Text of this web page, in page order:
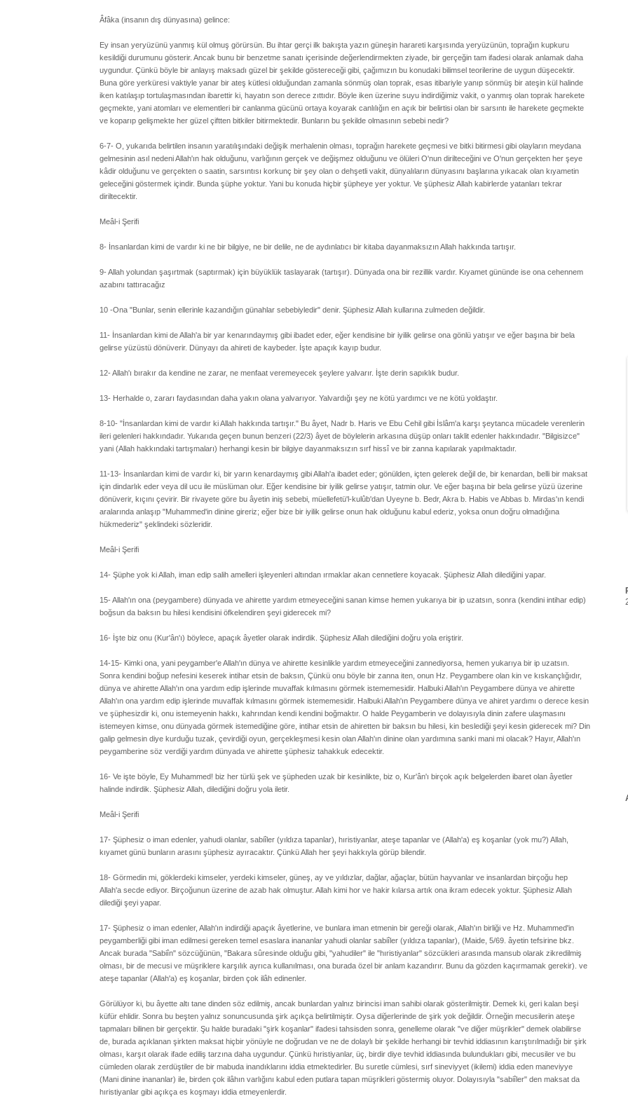
Âfâka (insanın dış dünyasına) gelince:
Ey insan yeryüzünü yanmış kül olmuş görürsün. Bu ihtar gerçi ilk bakışta yazın güneşin harareti karşısında yeryüzünün, toprağın kupkuru
kesildiği durumunu gösterir. Ancak bunu bir benzetme sanatı içerisinde değerlendirmekten ziyade, bir gerçeğin tam ifadesi olarak anlamak daha
uygundur. Çünkü böyle bir anlayış maksadı güzel bir şekilde göstereceği gibi, çağımızın bu konudaki bilimsel teorilerine de uygun düşecektir.
Buna göre yerküresi vaktiyle yanar bir ateş kütlesi olduğundan zamanla sönmüş olan toprak, esas itibariyle yanıp sönmüş bir ateşin kül halinde
iken katılaşıp tortulaşmasından ibarettir ki, hayatın son derece zıttıdır. Böyle iken üzerine suyu indirdiğimiz vakit, o yanmış olan toprak harekete
geçmekte, yani atomları ve elementleri bir canlanma gücünü ortaya koyarak canlılığın en açık bir belirtisi olan bir sarsıntı ile harekete geçmekte
ve koparıp gelişmekte her güzel çiftten bitkiler bitirmektedir. Bunların bu şekilde olmasının sebebi nedir?
6-7- O, yukarıda belirtilen insanın yaratılışındaki değişik merhalenin olması, toprağın harekete geçmesi ve bitki bitirmesi gibi olayların meydana
gelmesinin asıl nedeni Allah'ın hak olduğunu, varlığının gerçek ve değişmez olduğunu ve ölüleri O'nun dirilteceğini ve O'nun gerçekten her şeye
kâdir olduğunu ve gerçekten o saatin, sarsıntısı korkunç bir şey olan o dehşetli vakit, dünyalıların dünyasını başlarına yıkacak olan kıyametin
geleceğini göstermek içindir. Bunda şüphe yoktur. Yani bu konuda hiçbir şüpheye yer yoktur. Ve şüphesiz Allah kabirlerde yatanları tekrar
diriltecektir.
Meâl-i Şerifi
8- İnsanlardan kimi de vardır ki ne bir bilgiye, ne bir delile, ne de aydınlatıcı bir kitaba dayanmaksızın Allah hakkında tartışır.
9- Allah yolundan şaşırtmak (saptırmak) için büyüklük taslayarak (tartışır). Dünyada ona bir rezillik vardır. Kıyamet gününde ise ona cehennem
azabını tattıracağız
10 -Ona "Bunlar, senin ellerinle kazandığın günahlar sebebiyledir" denir. Şüphesiz Allah kullarına zulmeden değildir.
11- İnsanlardan kimi de Allah'a bir yar kenarındaymış gibi ibadet eder, eğer kendisine bir iyilik gelirse ona gönlü yatışır ve eğer başına bir bela
gelirse yüzüstü dönüverir. Dünyayı da ahireti de kaybeder. İşte apaçık kayıp budur.
12- Allah'ı bırakır da kendine ne zarar, ne menfaat veremeyecek şeylere yalvarır. İşte derin sapıklık budur.
13- Herhalde o, zararı faydasından daha yakın olana yalvarıyor. Yalvardığı şey ne kötü yardımcı ve ne kötü yoldaştır.
8-10- "İnsanlardan kimi de vardır ki Allah hakkında tartışır." Bu âyet, Nadr b. Haris ve Ebu Cehil gibi İslâm'a karşı şeytanca mücadele verenlerin
ileri gelenleri hakkındadır. Yukarıda geçen bunun benzeri (22/3) âyet de böylelerin arkasına düşüp onları taklit edenler hakkındadır. "Bilgisizce"
yani (Allah hakkındaki tartışmaları) herhangi kesin bir bilgiye dayanmaksızın sırf hissî ve bir zanna kapılarak yapılmaktadır.
11-13- İnsanlardan kimi de vardır ki, bir yarın kenardaymış gibi Allah'a ibadet eder; gönülden, içten gelerek değil de, bir kenardan, belli bir maksat
için dindarlık eder veya dil ucu ile müslüman olur. Eğer kendisine bir iyilik gelirse yatışır, tatmin olur. Ve eğer başına bir bela gelirse yüzü üzerine
dönüverir, kıçını çevirir. Bir rivayete göre bu âyetin iniş sebebi, müellefetü'l-kulûb'dan Uyeyne b. Bedr, Akra b. Habis ve Abbas b. Mirdas'ın kendi
aralarında anlaşıp "Muhammed'in dinine gireriz; eğer bize bir iyilik gelirse onun hak olduğunu kabul ederiz, yoksa onun doğru olmadığına
hükmederiz" şeklindeki sözleridir.
Meâl-i Şerifi
14- Şüphe yok ki Allah, iman edip salih amelleri işleyenleri altından ırmaklar akan cennetlere koyacak. Şüphesiz Allah dilediğini yapar.
15- Allah'ın ona (peygambere) dünyada ve ahirette yardım etmeyeceğini sanan kimse hemen yukarıya bir ip uzatsın, sonra (kendini intihar edip)
boğsun da baksın bu hilesi kendisini öfkelendiren şeyi giderecek mi?
16- İşte biz onu (Kur'ân'ı) böylece, apaçık âyetler olarak indirdik. Şüphesiz Allah dilediğini doğru yola eriştirir.
14-15- Kimki ona, yani peygamber'e Allah'ın dünya ve ahirette kesinlikle yardım etmeyeceğini zannediyorsa, hemen yukarıya bir ip uzatsın.
Sonra kendini boğup nefesini keserek intihar etsin de baksın, Çünkü onu böyle bir zanna iten, onun Hz. Peygambere olan kin ve kıskançlığıdır,
dünya ve ahirette Allah'ın ona yardım edip işlerinde muvaffak kılmasını görmek istememesidir. Halbuki Allah'ın Peygambere dünya ve ahirette
Allah'ın ona yardım edip işlerinde muvaffak kılmasını görmek istememesidir. Halbuki Allah'ın Peygambere dünya ve ahiret yardımı o derece kesin
ve şüphesizdir ki, onu istemeyenin hakkı, kahrından kendi kendini boğmaktır. O halde Peygamberin ve dolayısıyla dinin zafere ulaşmasını
istemeyen kimse, onu dünyada görmek istemediğine göre, intihar etsin de ahiretten bir baksın bu hilesi, kin beslediği şeyi kesin giderecek mi? Din
galip gelmesin diye kurduğu tuzak, çevirdiği oyun, gerçekleşmesi kesin olan Allah'ın dinine olan yardımına sanki mani mi olacak? Hayır, Allah'ın
peygamberine söz verdiği yardım dünyada ve ahirette şüphesiz tahakkuk edecektir.
16- Ve işte böyle, Ey Muhammed! biz her türlü şek ve şüpheden uzak bir kesinlikte, biz o, Kur'ân'ı birçok açık belgelerden ibaret olan âyetler
halinde indirdik. Şüphesiz Allah, dilediğini doğru yola iletir.
Meâl-i Şerifi
17- Şüphesiz o iman edenler, yahudi olanlar, sabiîler (yıldıza tapanlar), hıristiyanlar, ateşe tapanlar ve (Allah'a) eş koşanlar (yok mu?) Allah,
kıyamet günü bunların arasını şüphesiz ayıracaktır. Çünkü Allah her şeyi hakkıyla görüp bilendir.
18- Görmedin mi, göklerdeki kimseler, yerdeki kimseler, güneş, ay ve yıldızlar, dağlar, ağaçlar, bütün hayvanlar ve insanlardan birçoğu hep
Allah'a secde ediyor. Birçoğunun üzerine de azab hak olmuştur. Allah kimi hor ve hakir kılarsa artık ona ikram edecek yoktur. Şüphesiz Allah
dilediği şeyi yapar.
17- Şüphesiz o iman edenler, Allah'ın indirdiği apaçık âyetlerine, ve bunlara iman etmenin bir gereği olarak, Allah'ın birliği ve Hz. Muhammed'in
peygamberliği gibi iman edilmesi gereken temel esaslara inananlar yahudi olanlar sabiîler (yıldıza tapanlar), (Maide, 5/69. âyetin tefsirine bkz.
Ancak burada "Sabiîn" sözcüğünün, "Bakara sûresinde olduğu gibi, "yahudiler" ile "hıristiyanlar" sözcükleri arasında mansub olarak zikredilmiş
olması, bir de mecusi ve müşriklere karşılık ayrıca kullanılması, ona burada özel bir anlam kazandırır. Bunu da gözden kaçırmamak gerekir). ve
ateşe tapanlar (Allah'a) eş koşanlar, birden çok ilâh edinenler.
Görülüyor ki, bu âyette altı tane dinden söz edilmiş, ancak bunlardan yalnız birincisi iman sahibi olarak gösterilmiştir. Demek ki, geri kalan beşi
küfür ehlidir. Sonra bu beşten yalnız sonuncusunda şirk açıkça belirtilmiştir. Oysa diğerlerinde de şirk yok değildir. Örneğin mecusilerin ateşe
tapmaları bilinen bir gerçektir. Şu halde buradaki "şirk koşanlar" ifadesi tahsisden sonra, genelleme olarak "ve diğer müşrikler" demek olabilirse
de, burada açıklanan şirkten maksat hiçbir yönüyle ne doğrudan ve ne de dolaylı bir şekilde herhangi bir tevhid iddiasının karıştırılmadığı bir şirk
olması, karşıt olarak ifade ediliş tarzına daha uygundur. Çünkü hıristiyanlar, üç, birdir diye tevhid iddiasında bulundukları gibi, mecusiler ve bu
cümleden olarak zerdüştiler de bir mabuda inandıklarını iddia etmektedirler. Bu suretle cümlesi, sırf sineviyyet (ikilemi) iddia eden maneviyye
(Mani dinine inananlar) ile, birden çok ilâhın varlığını kabul eden putlara tapan müşrikleri göstermiş oluyor. Dolayısıyla "sabiîler" den maksat da
hıristiyanlar gibi açıkça es koşmayı iddia etmeyenlerdir.